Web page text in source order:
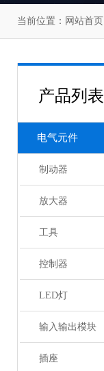
当前位置： 网站首页
产品列表
电气元件
制动器
放大器
工具
控制器
LED灯
输入输出模块
插座